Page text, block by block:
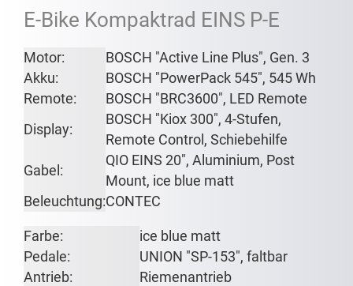
E-Bike Kompaktrad EINS P-E
Motor:
BOSCH "Active Line Plus", Gen. 3
Akku:
BOSCH "PowerPack 545", 545 Wh
Remote:
BOSCH "BRC3600", LED Remote
Display:
BOSCH "Kiox 300", 4-Stufen,
Remote Control, Schiebehilfe
Gabel:
QIO EINS 20", Aluminium, Post
Mount, ice blue matt
Beleuchtung:CONTEC
Farbe:
ice blue matt
Pedale:
UNION "SP-153", faltbar
Antrieb:
Riemenantrieb